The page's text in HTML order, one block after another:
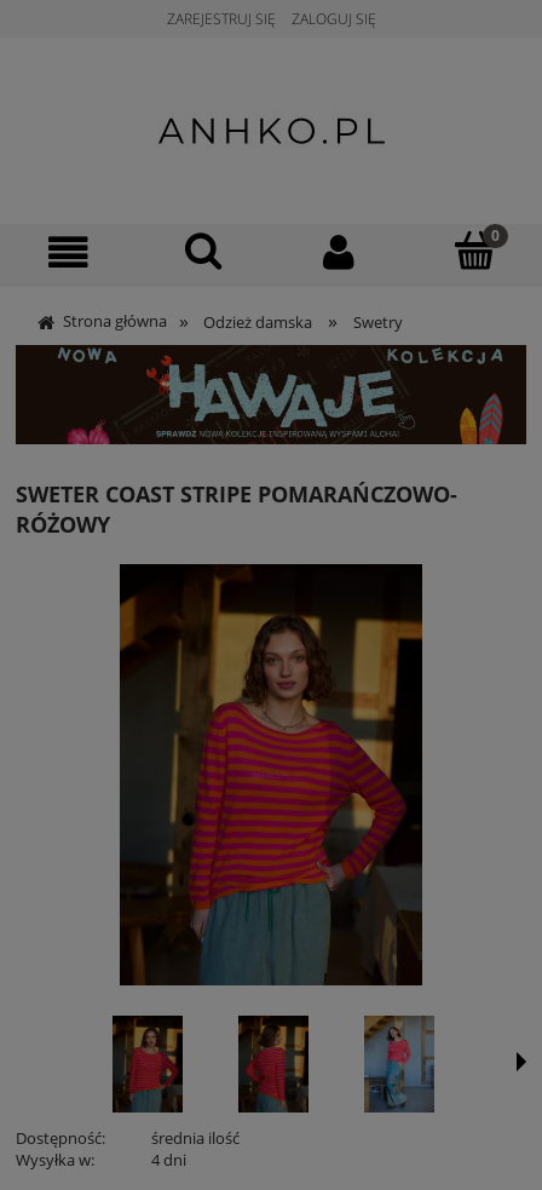
ZAREJESTRUJ SIĘ ZALOGUJ SIĘ
Strona główna » Odzież damska » Swetry
SWETER COAST STRIPE POMARAŃCZOWO-
RÓŻOWY
Dostępność:
średnia ilość
Wysyłka w:
4 dni